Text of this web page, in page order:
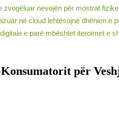
nevojën për mostrat
në cloud lehtësojnë dhënien
e parë mbështet iteroimet e
për